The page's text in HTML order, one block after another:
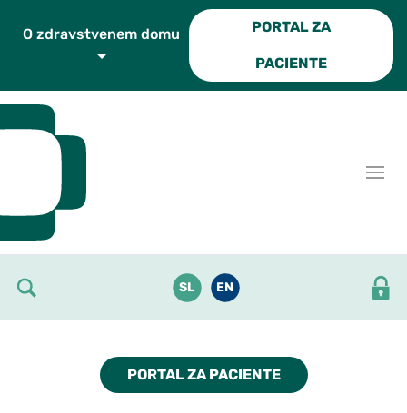
PORTAL ZA
PACIENTE
SL EN
PORTAL ZA PACIENTE